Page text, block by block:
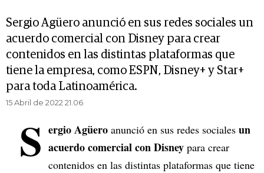
Sergio Agüero anunció en sus redes sociales un
acuerdo comercial con Disney para crear
contenidos en las distintas plataformas que
tiene la empresa, como ESPN, Disney+ y Star+
para toda Latinoamérica.
15 Abril de 2022 21.06
S ergio Agüero anunció en sus redes sociales un
acuerdo comercial con Disney para crear
contenidos en las distintas plataformas que tiene